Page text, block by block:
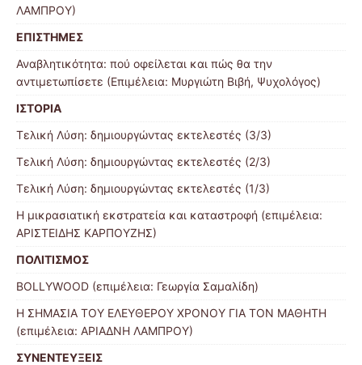
ΛΑΜΠΡΟΥ)
ΕΠΙΣΤΗΜΕΣ
Αναβλητικότητα: πού οφείλεται και πώς θα την
αντιμετωπίσετε (Επιμέλεια: Μυργιώτη Βιβή, Ψυχολόγος)
ΙΣΤΟΡΙΑ
Τελική Λύση: δημιουργώντας εκτελεστές (3/3)
Τελική Λύση: δημιουργώντας εκτελεστές (2/3)
Τελική Λύση: δημιουργώντας εκτελεστές (1/3)
Η μικρασιατική εκστρατεία και καταστροφή (επιμέλεια:
ΑΡΙΣΤΕΙΔΗΣ ΚΑΡΠΟΥΖΗΣ)
ΠΟΛΙΤΙΣΜΟΣ
BOLLYWOOD (επιμέλεια: Γεωργία Σαμαλίδη)
Η ΣΗΜΑΣΙΑ ΤΟΥ ΕΛΕΥΘΕΡΟΥ ΧΡΟΝΟΥ ΓΙΑ ΤΟΝ ΜΑΘΗΤΗ
(επιμέλεια: ΑΡΙΑΔΝΗ ΛΑΜΠΡΟΥ)
ΣΥΝΕΝΤΕΥΞΕΙΣ